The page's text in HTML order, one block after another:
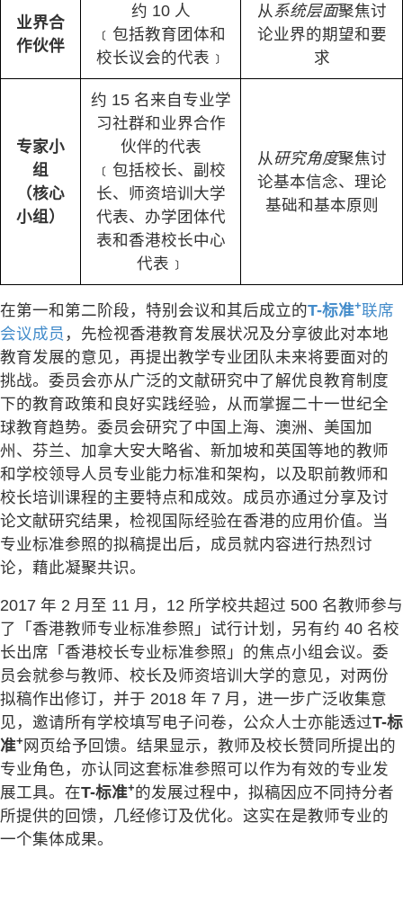
业界合
作伙伴
约 10 人
﹝包括教育团体和
校长议会的代表﹞
从 系统层面聚焦讨
论业界的期望和要
求
专家小
组
（核心
小组）
约 15 名来自专业学
习社群和业界合作
伙伴的代表
﹝包括校长、副校
长、师资培训大学
代表、办学团体代
表和香港校长中心
代表﹞
从 研究角度聚焦讨
论基本信念、理论
基础和基本原则
在第一和第二阶段，特别会议和其后成立的T-标准+联席
会议成员 ，先检视香港教育发展状况及分享彼此对本地
教育发展的意见，再提出教学专业团队未来将要面对的
挑战。委员会亦从广泛的文献研究中了解优良教育制度
下的教育政策和良好实践经验，从而掌握二十一世纪全
球教育趋势。委员会研究了中国上海、澳洲、美国加
州、芬兰、加拿大安大略省、新加坡和英国等地的教师
和学校领导人员专业能力标准和架构，以及职前教师和
校长培训课程的主要特点和成效。成员亦通过分享及讨
论文献研究结果，检视国际经验在香港的应用价值。当
专业标准参照的拟稿提出后，成员就内容进行热烈讨
论，藉此凝聚共识。
2017 年 2 月至 11 月，12 所学校共超过 500 名教师参与
了「香港教师专业标准参照」试行计划，另有约 40 名校
长出席「香港校长专业标准参照」的焦点小组会议。委
员会就参与教师、校长及师资培训大学的意见，对两份
拟稿作出修订，并于 2018 年 7 月，进一步广泛收集意
见，邀请所有学校填写电子问卷，公众人士亦能透过T-标
准+ 网页给予回馈。结果显示，教师及校长赞同所提出的
专业角色，亦认同这套标准参照可以作为有效的专业发
展工具。在T-标准+的发展过程中，拟稿因应不同持分者
所提供的回馈，几经修订及优化。这实在是教师专业的
一个集体成果。